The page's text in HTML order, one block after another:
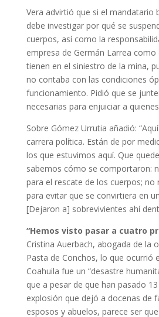
Vera advirtió que si el mandatario
debe investigar por qué se
cuerpos, así como la
empresa de Germán Larrea
tienen en el siniestro de la mina,
no contaba con las condiciones
funcionamiento. Pidió que se
necesarias para enjuiciar a
Sobre Gómez Urrutia añadió:
carrera política. Están de por
los que estuvimos aquí. Que
sabemos cómo se comportaron:
para el rescate de los cuerpos; no
para evitar que se convirtiera en
[Dejaron a] sobrevivientes ahí
“Hemos visto pasar a cuatro
Cristina Auerbach, abogada de la
Pasta de Conchos, lo que ocurrió
Coahuila fue un “desastre
que a pesar de que han pasado
explosión que dejó a docenas de
esposos y abuelos, parece ser